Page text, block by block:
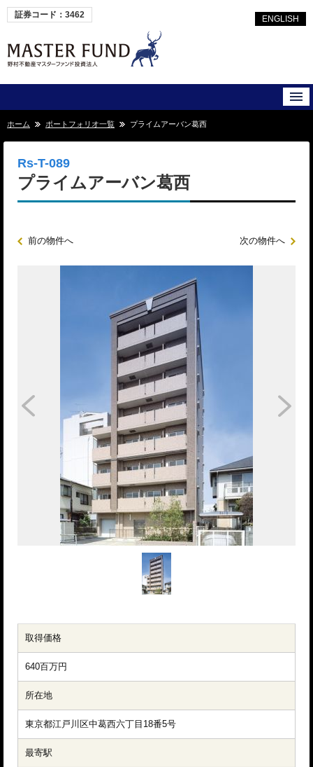
証券コード：3462 ENGLISH
ホーム ポートフォリオ一覧 プライムアーバン葛西
Rs-T-089
プライムアーバン葛西
前の物件へ 次の物件へ
取得価格
640百万円
所在地
東京都江戸川区中葛西六丁目18番5号
最寄駅